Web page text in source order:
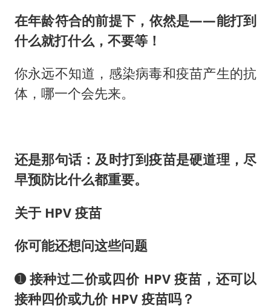
在年龄符合的前提下，依然是——能打到
什么就打什么，不要等！
你永远不知道，感染病毒和疫苗产生的抗
体，哪一个会先来。
还是那句话：及时打到疫苗是硬道理，尽
早预防比什么都重要。
关于 HPV 疫苗
你可能还想问这些问题
➊ 接种过二价或四价 HPV 疫苗，还可以
接种四价或九价 HPV 疫苗吗？